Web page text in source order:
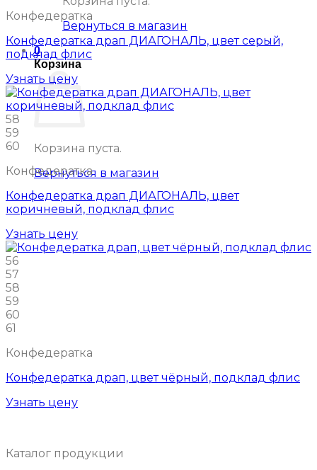
Вернуться в магазин
0
Корзина
Корзина пуста.
Вернуться в магазин
Конфедератка
Конфедератка драп ДИАГОНАЛЬ, цвет серый,
подклад флис
Узнать цену
58
59
60
Конфедератка
Конфедератка драп ДИАГОНАЛЬ, цвет
коричневый, подклад флис
Узнать цену
56
57
58
59
60
61
Конфедератка
Конфедератка драп, цвет чёрный, подклад флис
Узнать цену
Каталог продукции